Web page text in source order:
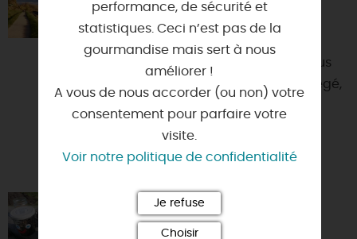
45800 - COMBLEUX
Vous aimez la Loire, le canoé, les
balades à vélo ou à pied, nous vous
accueillons, au sein d'un site protégé,
OFILDELO ORLÉANS
45000 - ORLEANS
performance, de sécurité et
statistiques. Ceci n’est pas de la
gourmandise mais sert à nous
améliorer !
A vous de nous accorder (ou non) votre
consentement pour parfaire votre
visite.
Voir notre politique de confidentialité
Je refuse
Choisir